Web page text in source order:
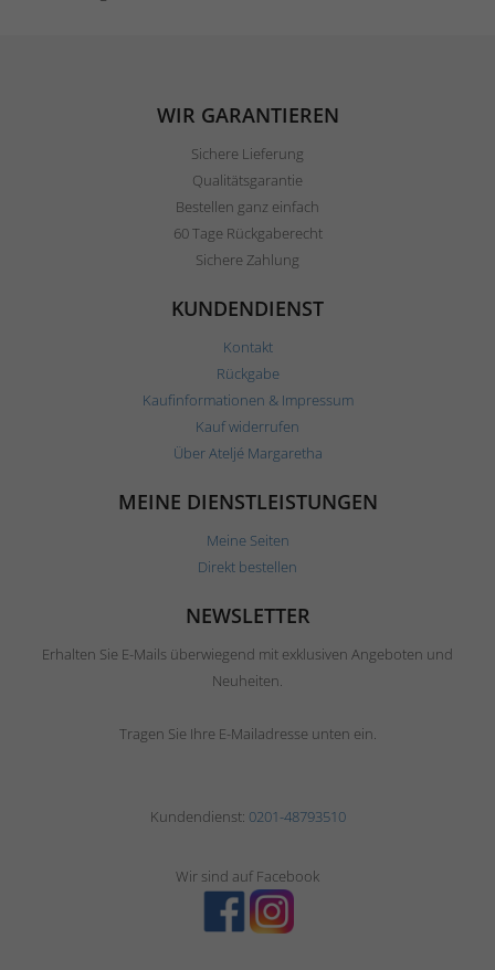
WIR GARANTIEREN
Sichere Lieferung
Qualitätsgarantie
Bestellen ganz einfach
60 Tage Rückgaberecht
Sichere Zahlung
KUNDENDIENST
Kontakt
Rückgabe
Kaufinformationen & Impressum
Kauf widerrufen
Über Ateljé Margaretha
MEINE DIENSTLEISTUNGEN
Meine Seiten
Direkt bestellen
NEWSLETTER
Erhalten Sie E-Mails überwiegend mit exklusiven Angeboten und
Neuheiten.
Tragen Sie Ihre E-Mailadresse unten ein.
Kundendienst: 0201-48793510
Wir sind auf Facebook